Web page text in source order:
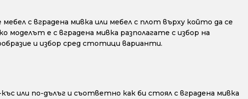
с вградена мивка или мебел с плот върху който да се
моделът е с вградена мивка разполагате с избор на
и избор сред стотици варианти.
или по-дълъг и съответно как би стоял с вградена мивка